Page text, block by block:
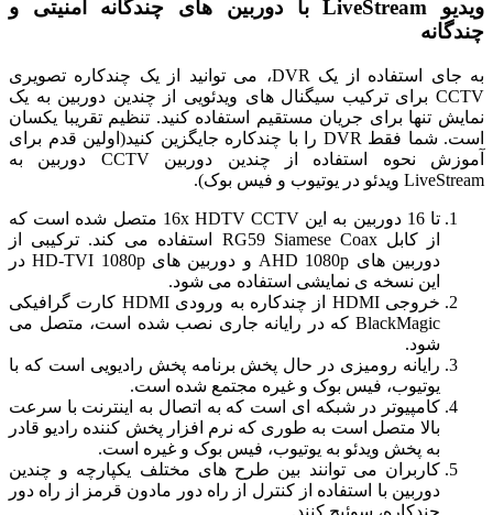
ویدیو LiveStream با دوربین های چندگانه امنیتی و
چندگانه
به جای استفاده از یک DVR، می توانید از یک چندکاره تصویری
CCTV برای ترکیب سیگنال های ویدئویی از چندین دوربین به یک
نمایش تنها برای جریان مستقیم استفاده کنید. تنظیم تقریبا یکسان
است. شما فقط DVR را با چندکاره جایگزین کنید(اولین قدم برای
آموزش نحوه استفاده از چندین دوربین CCTV دوربین به
LiveStream ویدئو در یوتیوب و فیس بوک).
تا 16 دوربین به این 16x HDTV CCTV متصل شده است که
از کابل RG59 Siamese Coax استفاده می کند. ترکیبی از
دوربین های AHD 1080p و دوربین های HD-TVI 1080p در
این نسخه ی نمایشی استفاده می شود.
خروجی HDMI از چندکاره به ورودی HDMI کارت گرافیکی
BlackMagic که در رایانه جاری نصب شده است، متصل می
شود.
رایانه رومیزی در حال پخش برنامه پخش رادیویی است که با
یوتیوب، فیس بوک و غیره مجتمع شده است.
کامپیوتر در شبکه ای است که به اتصال به اینترنت با سرعت
بالا متصل است به طوری که نرم افزار پخش کننده رادیو قادر
به پخش ویدئو به یوتیوب، فیس بوک و غیره است.
کاربران می توانند بین طرح های مختلف یکپارچه و چندین
دوربین با استفاده از کنترل از راه دور مادون قرمز از راه دور
چندکاره، سوئیچ کنند.